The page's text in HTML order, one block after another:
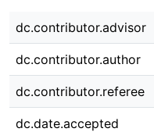
dc.contributor.advisor
dc.contributor.author
dc.contributor.referee
dc.date.accepted